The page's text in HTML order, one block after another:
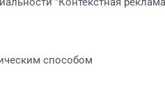
способом